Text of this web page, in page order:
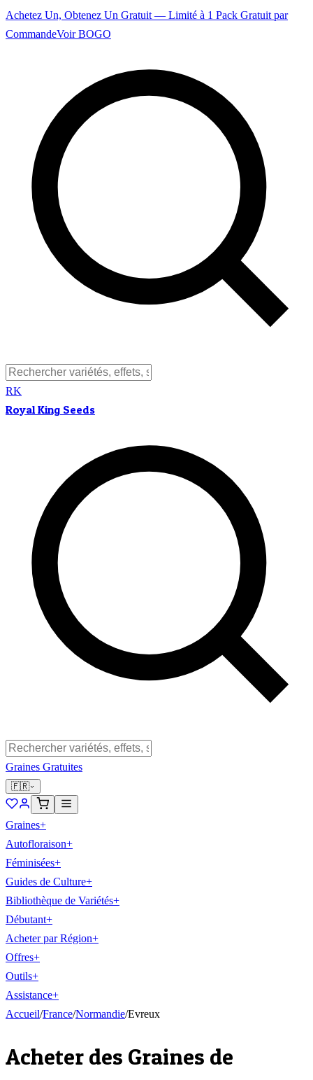
Achetez Un, Obtenez Un Gratuit — Limité à 1 Pack Gratuit par
CommandeVoir BOGO
RK
Royal King Seeds
Graines Gratuites
🇫🇷
Graines+
Autofloraison+
Féminisées+
Guides de Culture+
Bibliothèque de Variétés+
Débutant+
Acheter par Région+
Offres+
Outils+
Assistance+
Accueil/France/Normandie/Evreux
Acheter des Graines de